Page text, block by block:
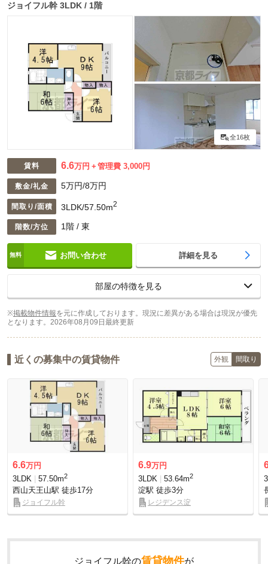
ジョイフル幹 3LDK / 1階
全16枚
賃料 6.6万円 管理費 3,000円
敷金/礼金 5万円/8万円
間取り/面積 3LDK/57.50m2
階数/方位 1階 / 東
お問い合わせ 詳細を見る
部屋の特徴を見る
※掲載物件情報を元に作成しております。現況に差異がある場合は現況が優先
となります。 2026年08月09日最終更新
近くの募集中の賃貸物件 外観 間取り
6.6万円
3LDK
57.50m2
西山天王山駅 徒歩17分
ジョイフル幹
6.9万円
3LDK
53.64m2
淀駅 徒歩3分
レジデンス淀
ジョイフル幹の賃貸物件が